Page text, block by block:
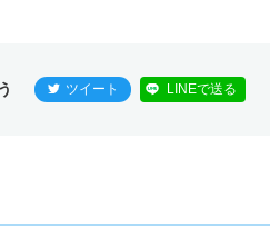
ツイート LINEで送る